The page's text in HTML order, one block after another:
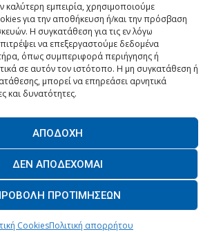
καλύτερη εμπειρία, χρησιμοποιούμε
για την αποθήκευση ή/και την πρόσβαση
Η συγκατάθεση για τις εν λόγω
να επεξεργαστούμε δεδομένα
όπως συμπεριφορά περιήγησης ή
σε αυτόν τον ιστότοπο. Η μη συγκατάθεση ή
μπορεί να επηρεάσει αρνητικά
και δυνατότητες.
ΑΠΟΔΟΧΉ
ΔΕΝ ΑΠΟΔΈΧΟΜΑΙ
ΠΡΟΤΙΜΉΣΕΩΝ
CookiesΠολιτική απορρήτου
:ΔΗΜΗΤΡΙΑΔΗΣ Θ ΚΑΙ ΣΙΑ ΜΟΝΟΠΡΟΣΩΠΗ ΙΚΕ
ΜΑΡΙΑ
ΜΑΡΙΑ
ΛΕΙΤΟΥΡΓΙΑ
ΕΠΙΚΟΙΝΩΝΙΑ
2026 - All Rights Reserved. -Πολιτική Απορρήτου
Powered byBYTE A COOKIE